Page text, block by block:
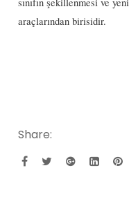
araçlarından birisidir.
Share: